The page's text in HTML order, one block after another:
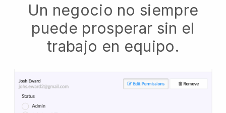
Un negocio no siempre
puede prosperar sin el
trabajo en equipo.